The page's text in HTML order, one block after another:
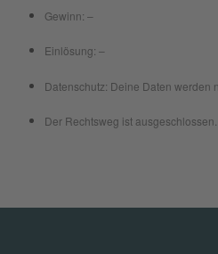
Gewinn: –
Einlösung: –
Datenschutz: Deine Daten werden
Der Rechtsweg ist ausgeschlossen.